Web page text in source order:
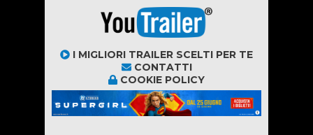
I MIGLIORI TRAILER SCELTI PER TE
CONTATTI
COOKIE POLICY